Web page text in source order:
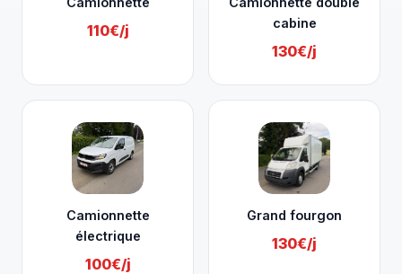
110€/j
cabine
130€/j
Camionnette
électrique
100€/j
Grand fourgon
130€/j